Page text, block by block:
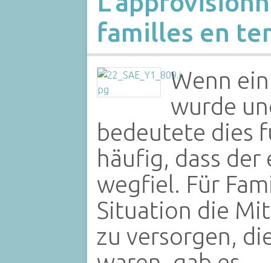
familles en
Wenn
wurde
bedeutete dies
häufig, dass
wegfiel. Für
Situation die
zu versorgen,